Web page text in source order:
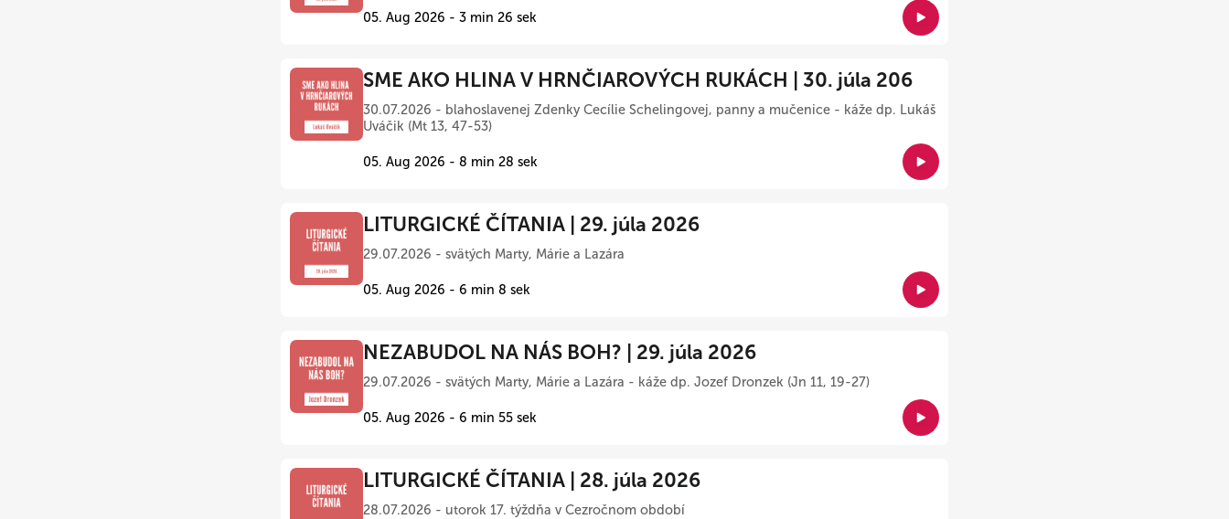
05. Aug 2026 - 3 min 26 sek
SME AKO HLINA V HRNČIAROVÝCH RUKÁCH | 30. júla 206
30.07.2026 - blahoslavenej Zdenky Cecílie Schelingovej, panny a mučenice - káže dp. Lukáš
Uváčik (Mt 13, 47-53)
05. Aug 2026 - 8 min 28 sek
LITURGICKÉ ČÍTANIA | 29. júla 2026
29.07.2026 - svätých Marty, Márie a Lazára
05. Aug 2026 - 6 min 8 sek
NEZABUDOL NA NÁS BOH? | 29. júla 2026
29.07.2026 - svätých Marty, Márie a Lazára - káže dp. Jozef Dronzek (Jn 11, 19-27)
05. Aug 2026 - 6 min 55 sek
LITURGICKÉ ČÍTANIA | 28. júla 2026
28.07.2026 - utorok 17. týždňa v Cezročnom období